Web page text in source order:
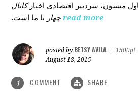
میسون، سردبیر اقتصادی اخبارکانال
چهار با ما است. read more
posted by BETSY AVILA
1500pt
August 18, 2015
1 COMMENT SHARE